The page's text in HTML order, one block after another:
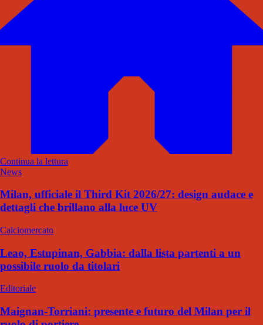
Continua la lettura
News
Milan, ufficiale il Third Kit 2026/27: design audace e
dettagli che brillano alla luce UV
Calciomercato
Leao, Estupinan, Gabbia: dalla lista partenti a un
possibile ruolo da titolari
Editoriale
Maignan-Torriani: presente e futuro del Milan per il